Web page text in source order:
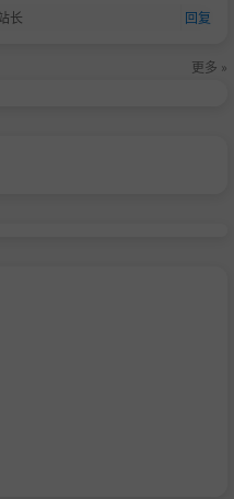
长 回复
更多 »